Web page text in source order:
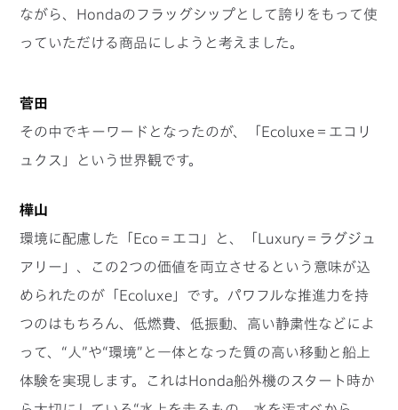
ながら、Hondaのフラッグシップとして誇りをもって使
っていただける商品にしようと考えました。
菅田
その中でキーワードとなったのが、「Ecoluxe＝エコリ
ュクス」という世界観です。
樺山
環境に配慮した「Eco＝エコ」と、「Luxury＝ラグジュ
アリー」、この2つの価値を両立させるという意味が込
められたのが「Ecoluxe」です。パワフルな推進力を持
つのはもちろん、低燃費、低振動、高い静粛性などによ
って、“人”や“環境”と一体となった質の高い移動と船上
体験を実現します。これはHonda船外機のスタート時か